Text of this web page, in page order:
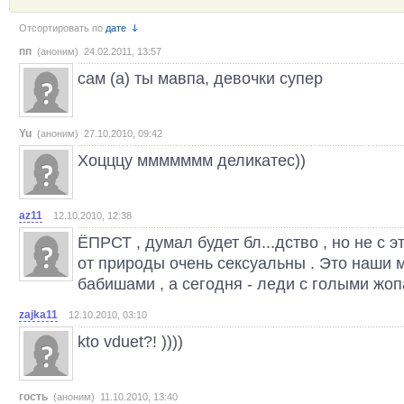
Отсортировать по дате
пп (аноним) 24.02.2011, 13:57
сам (а) ты мавпа, девочки супер
Yu (аноним) 27.10.2010, 09:42
Хоцццу ммммммм деликатес))
az11 12.10.2010, 12:38
ЁПРСТ , думал будет бл...дство , но не с
от природы очень сексуальны . Это наши
бабишами , а сегодня - леди с голыми
zajka11 12.10.2010, 03:10
kto vduet?! ))))
гость (аноним) 11.10.2010, 13:40